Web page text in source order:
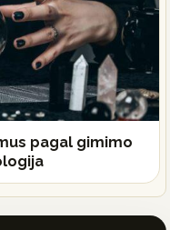
pagal gimimo